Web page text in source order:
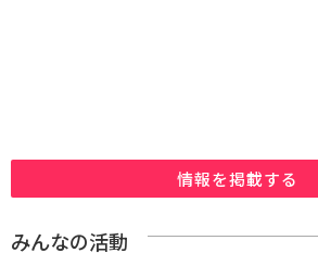
情報を掲載する
みんなの活動